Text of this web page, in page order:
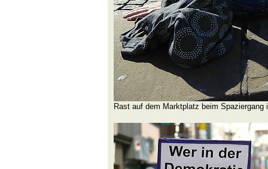
Rast auf dem Marktplatz beim Spaziergang